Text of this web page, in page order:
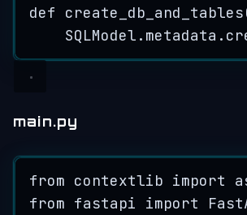
def
create_db_and_tables
SQLModel.metadata.
main.py
from contextlib import
from fastapi import